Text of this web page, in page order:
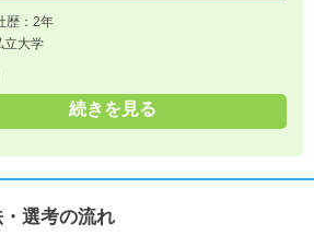
歴：2年
立大学
続きを見る
選考の流れ